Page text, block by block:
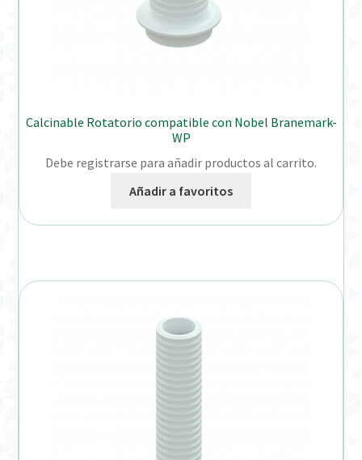
Calcinable Rotatorio compatible con Nobel Branemark-
WP
Debe registrarse para añadir productos al carrito.
Añadir a favoritos